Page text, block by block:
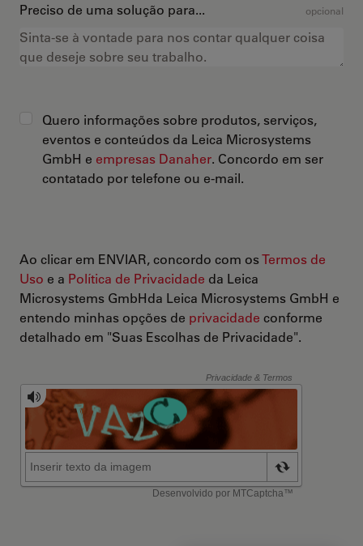
Preciso de uma solução para... opcional
Quero informações sobre produtos, serviços,
eventos e conteúdos da Leica Microsystems
GmbH e empresas Danaher. Concordo em ser
contatado por telefone ou e-mail.
Ao clicar em ENVIAR, concordo com osTermos de
Uso e a Política de Privacidade da Leica
Microsystems GmbHda Leica Microsystems GmbH e
entendo minhas opções de privacidade conforme
detalhado em "Suas Escolhas de Privacidade".